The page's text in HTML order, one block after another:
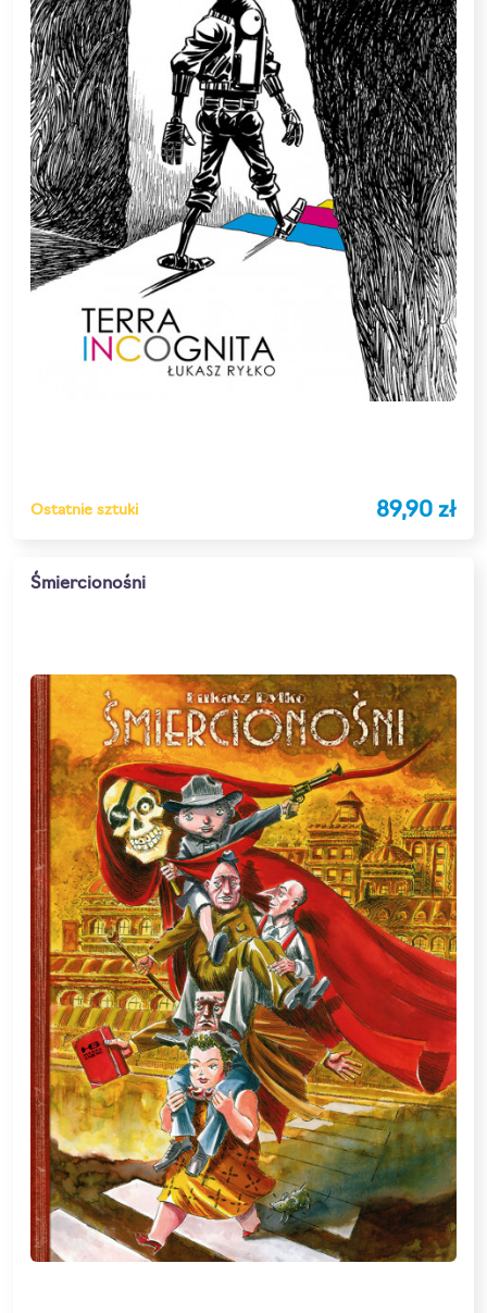
Ostatnie sztuki 89,90 zł
Śmiercionośni